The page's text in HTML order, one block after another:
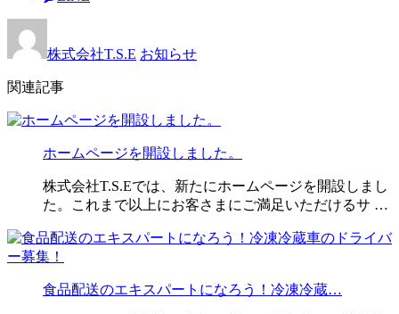
株式会社T.S.E お知らせ
関連記事
ホームページを開設しました。
株式会社T.S.Eでは、新たにホームページを開設しまし
た。これまで以上にお客さまにご満足いただけるサ …
食品配送のエキスパートになろう！冷凍冷蔵…